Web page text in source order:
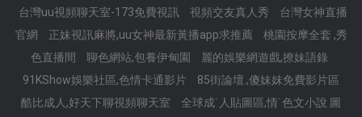
台灣uu視頻聊天室-173免費視訊
視頻交友真人秀
台灣女神直播
官網
正妹視訊麻將,uu女神最新黃播app求推薦
桃園按摩全套 ,秀
色直播間
聊色網站,包養伊甸園
麗的娛樂網遊戲,撩妹語錄
91KShow娛樂社區,色情卡通影片
85街論壇.,傻妹妺免費影片區
酷比成人,好天下聊視頻聊天室
全球成˙人貼圖區,情˙色文小說 圖